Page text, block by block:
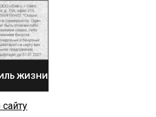
ЖИЗНИ